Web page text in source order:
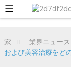
家 業界ニュース
および美容治療をど